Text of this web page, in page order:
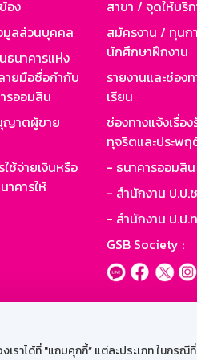
ได้ที่ "แถบคุกกี้” แต่ละประเภท ในกรณีที่
อง
มูลส่วนบุคคล
นาคารแห่ง
ายมือชื่อกำกับ
รออมสิน
ญาตผู้ขาย
ช้จ่ายเงินหรือ
คารให้
สาขา / จุดให้บริ
สมัครงาน / ทุนก
นักศึกษาฝึกงาน
รายงานและช่อง
เรียน
ช่องทางแจ้งเรื่อ
ทุจริตและประพ
- ธนาคารออมสิน
- สำนักงาน ป.ป.
- สำนักงาน ป.ป.
GSB Society :